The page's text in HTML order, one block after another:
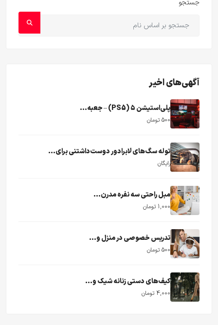
جستجو
آگهی‌های اخیر
پلی‌استیشن ۵ (PS5) – جعبه...
500 تومان
توله سگ‌های لابرادور دوست‌داشتنی برای...
رایگان
مبل راحتی سه نفره مدرن...
1,000 تومان
تدریس خصوصی در منزل و...
500 تومان
کیف‌های دستی زنانه شیک و...
4,000 تومان